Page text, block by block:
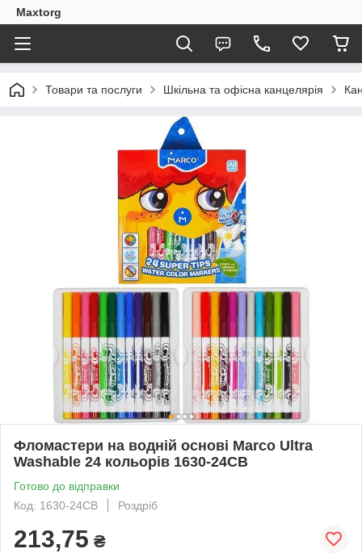
Maxtorg
Товари та послуги Шкільна та офісна канцелярія
Фломастери на водній основі Marco Ultra
Washable 24 кольорів 1630-24CB
Готово до відправки
Код: 1630-24CB
Роздріб
213,75 ₴